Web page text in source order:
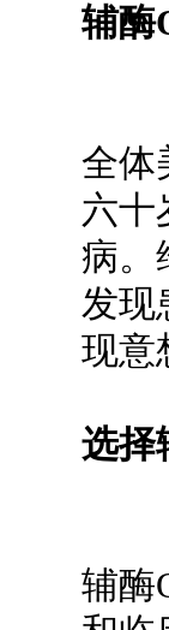
辅酶
全体
六十
病。
发现
现意
选择
辅酶